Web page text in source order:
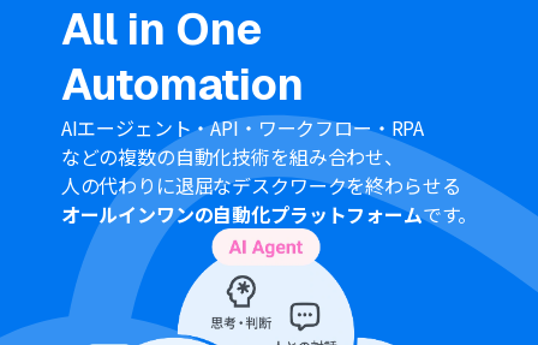
定できます。
OCR機能では、読み取り対象のファイルや、ファイル内
のどの項目を抽出するかを任意でカスタマイズすること
が可能です。
AI機能では、抽出したい項目（例：イベント名、日付な
ど）をプロンプトで自由に指示し、Outlookのカレンダー
登録に必要な情報を整形できます。
Outlookへのイベント登録では、件名や開始日時などの各
項目に、固定値や前段のAI機能で抽出した情報を変数とし
て設定してください。
■注意事項
OneDrive、OutlookのそれぞれとYoomを連携してくだ
All in One
Automation
AIエージェント・API・ワークフロー・RPA
などの複数の自動化技術を組み合わせ、
人の代わりに退屈なデスクワークを終わらせる
オールインワンの自動化プラットフォームです。